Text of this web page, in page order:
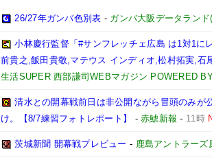
26/27年ガンバ色別表 - ガンバ大阪データラン
小林慶行監督「#サンフレッチェ広島 は1対1に
前貴之,飯田貴敬,マテウス インディオ,松村拓実,石
生活SUPER 西部謙司WEBマガジン POWERED
清水との開幕戦前日は非公開ながら冒頭のみが
け。【8/7練習フォトレポート】
-赤鯱新報 - 11時
茨城新聞 開幕戦プレビュー - 鹿島アントラーズ